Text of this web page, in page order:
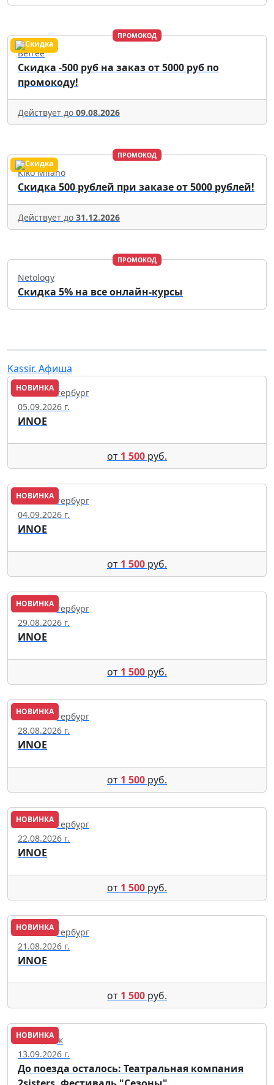
ПРОМОКОД
Befree
Скидка -500 руб на заказ от 5000 руб по
промокоду!
Действует до 09.08.2026
ПРОМОКОД
Kiko Milano
Скидка 500 рублей при заказе от 5000 рублей!
Действует до 31.12.2026
ПРОМОКОД
Netology
Скидка 5% на все онлайн-курсы
Kassir. Афиша
НОВИНКА
Санкт-Петербург
05.09.2026 г.
ИNОЕ
от 1 500 руб.
НОВИНКА
Санкт-Петербург
04.09.2026 г.
ИNОЕ
от 1 500 руб.
НОВИНКА
Санкт-Петербург
29.08.2026 г.
ИNОЕ
от 1 500 руб.
НОВИНКА
Санкт-Петербург
28.08.2026 г.
ИNОЕ
от 1 500 руб.
НОВИНКА
Санкт-Петербург
22.08.2026 г.
ИNОЕ
от 1 500 руб.
НОВИНКА
Санкт-Петербург
21.08.2026 г.
ИNОЕ
от 1 500 руб.
НОВИНКА
Геленджик
13.09.2026 г.
До поезда осталось: Театральная компания